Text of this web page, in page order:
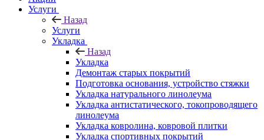
Услуги
Назад
Услуги
Укладка
Назад
Укладка
Демонтаж старых покрытий
Подготовка основания, устройство стяжки
Укладка натурального линолеума
Укладка антистатического, токопроводящего
линолеума
Укладка ковролина, ковровой плитки
Укладка спортивных покрытий